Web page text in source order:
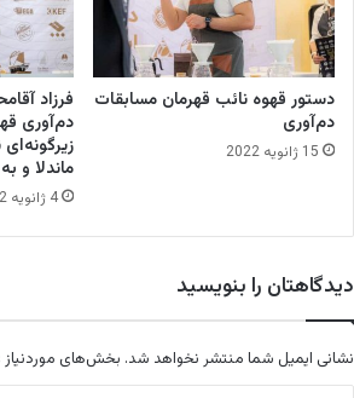
د
دستور قهوه نائب قهرمان مسابقات
دم‌آوری
15 ژانویه 2022
فرزاد
دم‌آوری
زیرگونه‌ای
ماندلا و
4 ژانویه 2022
دیدگاهتان را بنویسید
نشانی ایمیل شما منتشر نخواهد شد. بخش‌های